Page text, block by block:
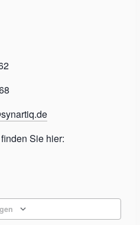
Sie hier: